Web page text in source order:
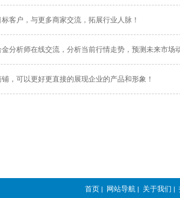
客户，与更多商家交流，拓展行业人脉！
金分析师在线交流，分析当前行情走势，预测未来市场
，可以更好更直接的展现企业的产品和形象！
首页 | 网站导航 | 关于我们 |